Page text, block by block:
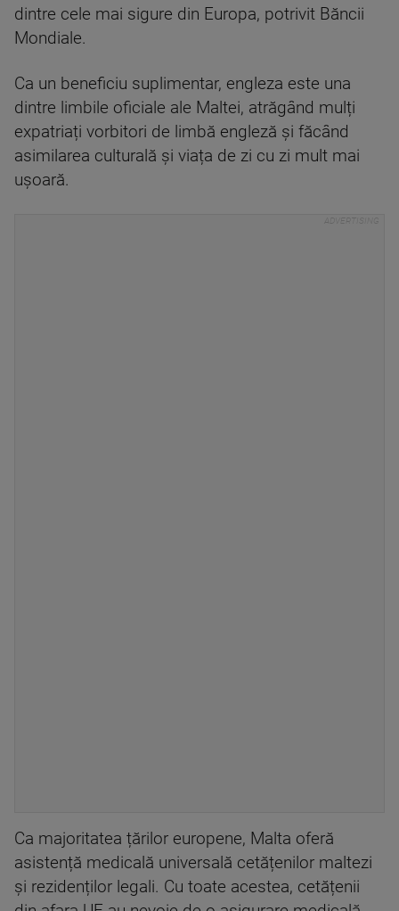
dintre cele mai sigure din Europa, potrivit Băncii
Mondiale.
Ca un beneficiu suplimentar, engleza este una
dintre limbile oficiale ale Maltei, atrăgând mulți
expatriați vorbitori de limbă engleză și făcând
asimilarea culturală și viața de zi cu zi mult mai
ușoară.
Ca majoritatea țărilor europene, Malta oferă
asistență medicală universală cetățenilor maltezi
și rezidenților legali. Cu toate acestea, cetățenii